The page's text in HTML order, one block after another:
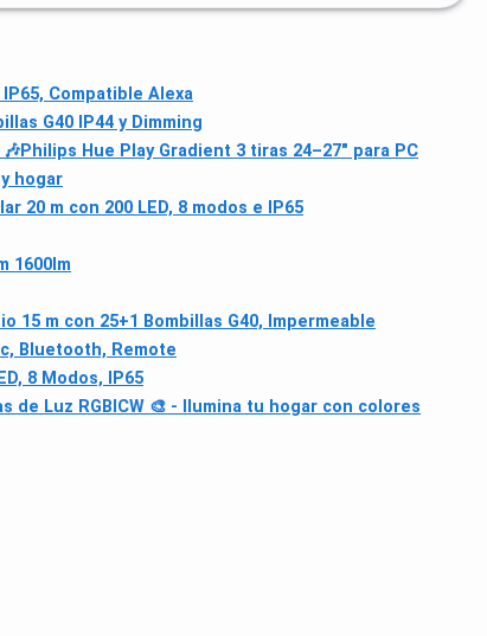
Compatible Alexa
G40 IP44 y Dimming
Philips Hue Play Gradient 3 tiras 24–27" para PC
hogar
20 m con 200 LED, 8 modos e IP65
1600lm
15 m con 25+1 Bombillas G40, Impermeable
Bluetooth, Remote
8 Modos, IP65
de Luz RGBICW 🎨 - Ilumina tu hogar con colores